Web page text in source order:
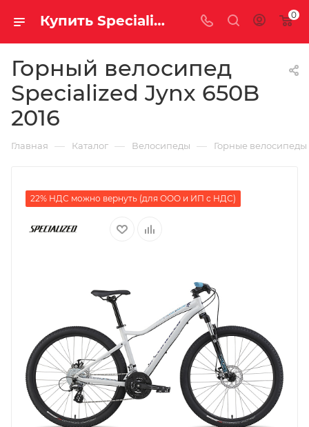
Купить Specialized Jynx 650B 2016 за рублей, а со скидкой 0
Горный велосипед
Specialized Jynx 650B
2016
Главная — Каталог — Велосипеды — Горные велосипеды
22% НДС можно вернуть (для ООО и ИП с НДС)